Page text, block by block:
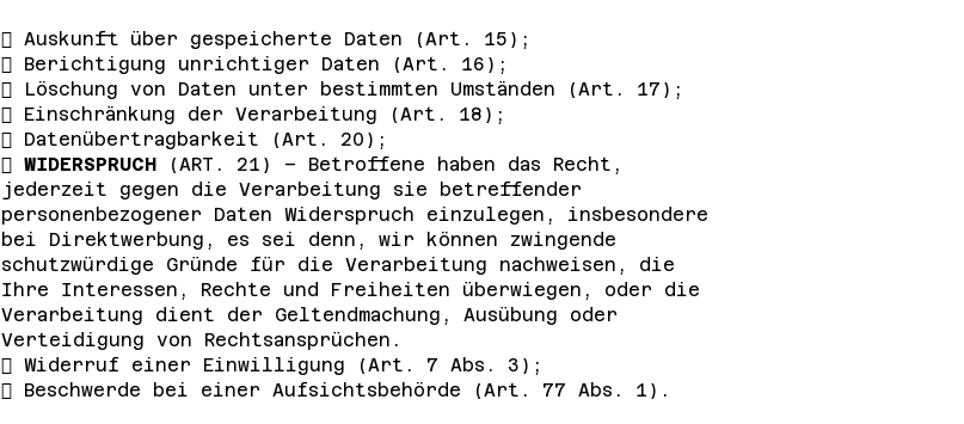
 Auskunft über gespeicherte Daten (Art. 15);
 Berichtigung unrichtiger Daten (Art. 16);
 Löschung von Daten unter bestimmten Umständen (Art. 17);
 Einschränkung der Verarbeitung (Art. 18);
 Datenübertragbarkeit (Art. 20);
WIDERSPRUCH (ART. 21) – Betroffene haben das Recht,
jederzeit gegen die Verarbeitung sie betreffender
personenbezogener Daten Widerspruch einzulegen, insbesondere
bei Direktwerbung, es sei denn, wir können zwingende
schutzwürdige Gründe für die Verarbeitung nachweisen, die
Ihre Interessen, Rechte und Freiheiten überwiegen, oder die
Verarbeitung dient der Geltendmachung, Ausübung oder
Verteidigung von Rechtsansprüchen.
 Widerruf einer Einwilligung (Art. 7 Abs. 3);
 Beschwerde bei einer Aufsichtsbehörde (Art. 77 Abs. 1).